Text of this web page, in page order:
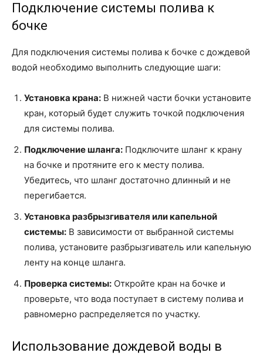
Подключение системы полива к
бочке
Для подключения системы полива к бочке с дождевой
водой необходимо выполнить следующие шаги:
Установка крана: В нижней части бочки установите
кран, который будет служить точкой подключения
для системы полива.
Подключение шланга: Подключите шланг к крану
на бочке и протяните его к месту полива.
Убедитесь, что шланг достаточно длинный и не
перегибается.
Установка разбрызгивателя или капельной
системы: В зависимости от выбранной системы
полива, установите разбрызгиватель или капельную
ленту на конце шланга.
Проверка системы: Откройте кран на бочке и
проверьте, что вода поступает в систему полива и
равномерно распределяется по участку.
Использование дождевой воды в